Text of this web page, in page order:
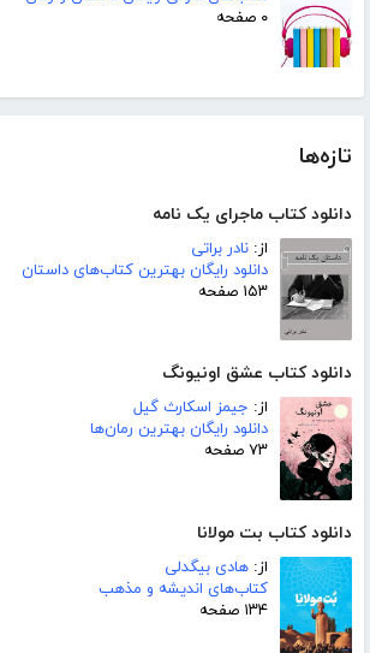
۰ صفحه
تازه‌ها
دانلود کتاب ماجرای یک نامه
از: نادر براتی
دانلود رایگان بهترین کتاب‌های داستان
۱۵۳ صفحه
دانلود کتاب عشق اونیونگ
از: جیمز اسکارث گیل
دانلود رایگان بهترین رمان‌ها
۷۳ صفحه
دانلود کتاب بت مولانا
از: هادی بیگدلی
کتاب‌های اندیشه و مذهب
۱۳۴ صفحه